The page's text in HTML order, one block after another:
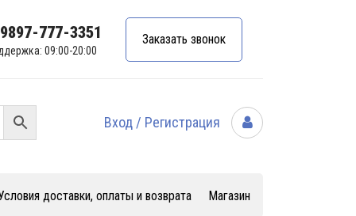
777-3351
09:00-20:00
Заказать звонок
Вход / Регистрация
доставки, оплаты и возврата Магазин